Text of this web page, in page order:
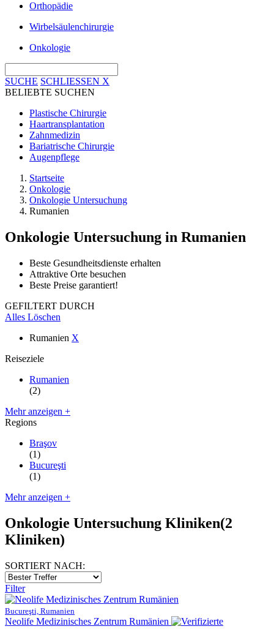
Orthopädie
Wirbelsäulenchirurgie
Onkologie
SUCHE SCHLIESSEN X
BELIEBTE SUCHEN
Plastische Chirurgie
Haartransplantation
Zahnmedizin
Bariatrische Chirurgie
Augenpflege
Startseite
Onkologie
Onkologie Untersuchung
Rumanien
Onkologie Untersuchung in Rumanien
Beste Gesundheitsdienste erhalten
Attraktive Orte besuchen
Beste Preise garantiert!
GEFILTERT DURCH
Alles Löschen
Rumanien X
Reiseziele
Rumanien
(2)
Mehr anzeigen +
Regions
Braşov
(1)
Bucureşti
(1)
Mehr anzeigen +
Onkologie Untersuchung Kliniken(2
Kliniken)
SORTIERT NACH:
Filter
Bucureşti, Rumanien
Neolife Medizinisches Zentrum Rumänien